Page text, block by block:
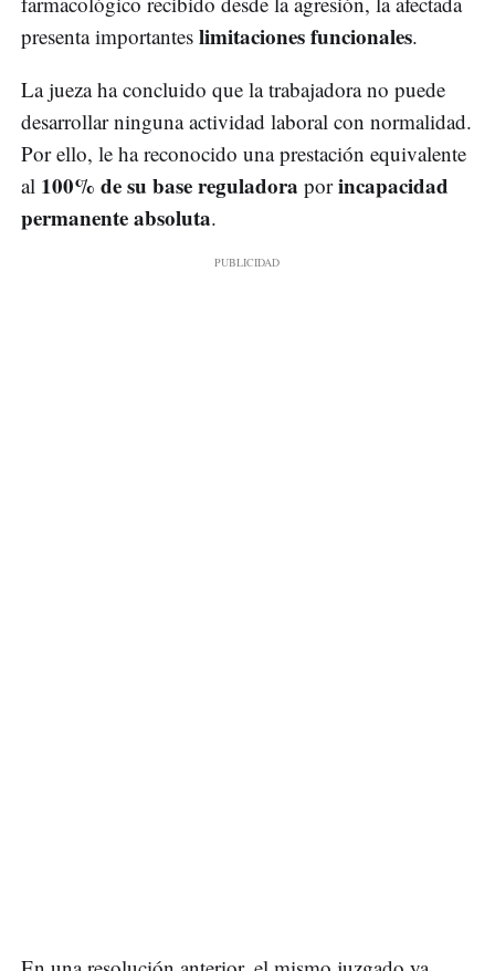
presenta importantes limitaciones funcionales.
La jueza ha concluido que la trabajadora no puede
desarrollar ninguna actividad laboral con normalidad.
Por ello, le ha reconocido una prestación equivalente
al 100% de su base reguladora porincapacidad
permanente absoluta.